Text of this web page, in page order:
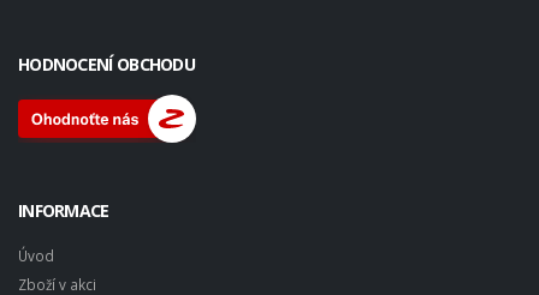
HODNOCENÍ OBCHODU
INFORMACE
Úvod
Zboží v akci